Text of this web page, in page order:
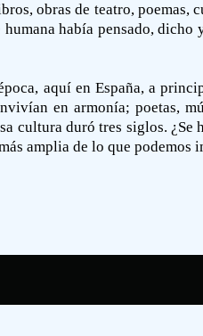
obras de teatro, poemas,
había pensado,
aquí en España, a
en armonía; poetas,
cultura duró tres siglos.
amplia de lo que podemos